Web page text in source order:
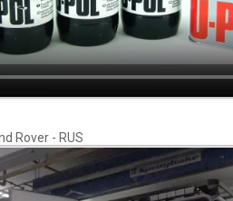
Rover - RUS